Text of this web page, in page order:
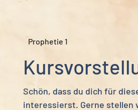
Prophetie 1
Schön, dass du dich für
interessierst. Gerne stellen